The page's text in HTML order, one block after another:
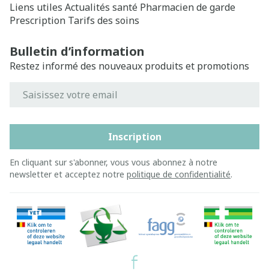
Liens utiles Actualités santé Pharmacien de garde
Prescription Tarifs des soins
Bulletin d’information
Restez informé des nouveaux produits et promotions
Inscription
En cliquant sur s'abonner, vous vous abonnez à notre
newsletter et acceptez notre politique de confidentialité.